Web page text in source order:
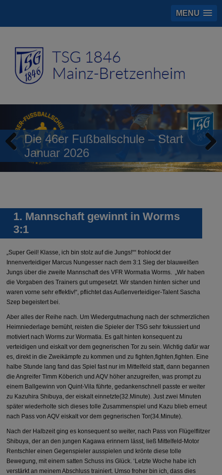
MENU
Die 46er Fußballschule – Start
Januar 2026
Previous
1. Mannschaft gewinnt in Worms
3:1
„Super Geil! Klasse, ich bin stolz auf die Jungs!““ frohlockt der
Innenverteidiger Marcus Nungesser nach dem 3:1 Sieg der blauweißen
Jungs über die zweite Mannschaft des VFR Wormatia Worms. „Wir haben
die Vorgaben des Trainers gut umgesetzt. Wir standen hinten sicher und
waren vorne sehr effektiv!“, pflichtet das Außenverteidiger-Talent Sascha
Szep begeistert bei.
Aber alles der Reihe nach. Um Wiedergutmachung nach der schmerzlichen
Heimniederlage bemüht, reisten die Spieler der TSG sehr fokussiert und
motiviert nach Worms zur Wormatia. Es galt hinten konsequent zu
verteidigen und eiskalt vor dem gegnerischen Tor zu sein. Wichtig dafür war
es, direkt in die Zweikämpfe zu kommen und zu fighten,fighten,fighten. Eine
halbe Stunde lang fand das Spiel fast nur im Mittelfeld statt, dann begannen
die Angreifer Timm Köberich und AQV höher anzugreifen, was prompt zu
einem Ballgewinn von Quint-Vila führte, gedankenschnell passte er weiter
zu Kazuhira Shibuya, der eiskalt einnetzte(32.Minute). Just zwei Minuten
später wiederholte sich dieses tolle Zusammenspiel und Kazu blieb erneut
nach Pass von AQV eiskalt vor dem gegnerischen Tor(34.Minute).
Nach der Halbzeit ging es konsequent so weiter, nach Pass von Flügelflitzer
Shibuya, der an den jungen Kagawa erinnern lässt, ließ Mittelfeld-Motor
Rentschler einen Gegenspieler ausspielen und krönte diese tolle
Bewegung, mit einem satten Schuss ins Glück. ‘Letzte Woche habe ich
verstärkt an meinem Abschluss trainiert. Umso froher bin ich, dass dies